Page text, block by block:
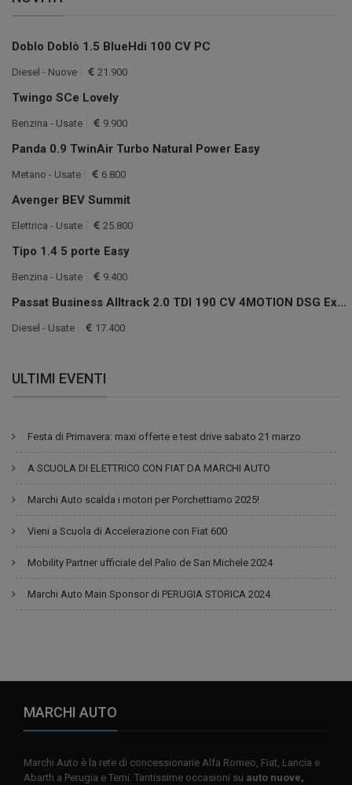
Doblo Doblò 1.5 BlueHdi 100 CV PC
Diesel - Nuove 21.900
Twingo SCe Lovely
Benzina - Usate 9.900
Panda 0.9 TwinAir Turbo Natural Power Easy
Metano - Usate 6.800
Avenger BEV Summit
Elettrica - Usate 25.800
Tipo 1.4 5 porte Easy
Benzina - Usate 9.400
Passat Business Alltrack 2.0 TDI 190 CV 4MOTION DSG Exec.
Diesel - Usate 17.400
ULTIMI EVENTI
Festa di Primavera: maxi offerte e test drive sabato 21 marzo
A SCUOLA DI ELETTRICO CON FIAT DA MARCHI AUTO
Marchi Auto scalda i motori per Porchettiamo 2025!
Vieni a Scuola di Accelerazione con Fiat 600
Mobility Partner ufficiale del Palio de San Michele 2024
Marchi Auto Main Sponsor di PERUGIA STORICA 2024
MARCHI AUTO
Marchi Auto è la rete di concessionarie Alfa Romeo, Fiat, Lancia e
Abarth a Perugia e Terni. Tantissime occasioni su auto nuove,